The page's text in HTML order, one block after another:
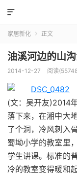

家居新化  正文
油溪河边的山
2014-12-27 阅读
(文：吴开友)2014
落下来，在湘中大
了个洞，冷风刺入
蜀坳小学的教室里
学生讲课。标准的
冷的教室变得暖和